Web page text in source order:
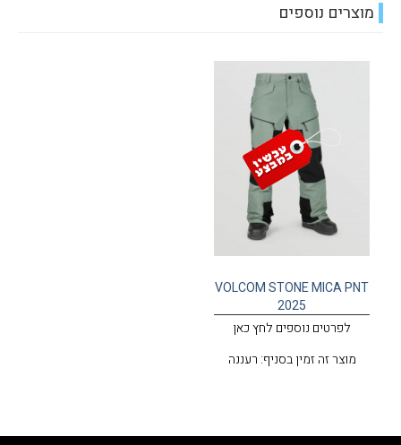
מוצרים נוספים
VOLCOM STONE MICA PNT
2025
לפרטים נוספים לחץ כאן
מוצר זה זמין בסניף: רעננה